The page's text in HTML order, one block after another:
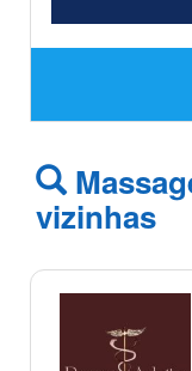
vizinhas